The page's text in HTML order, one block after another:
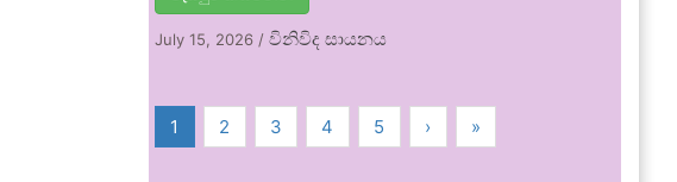
July 15, 2026 /විනිවිද සායනය
1 2 3 4 5 › »